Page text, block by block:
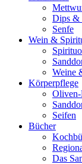
Dips &
Senfe
Wein &
Weine
Körperpflege
Oliven-
Seifen
Bücher
Das